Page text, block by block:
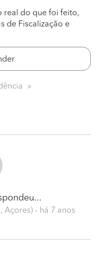
real do que foi feito,
de Fiscalização e
Açores) - há 7 anos